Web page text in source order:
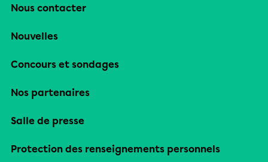
Nous contacter
Nouvelles
Concours et sondages
Nos partenaires
Salle de presse
Protection des renseignements personnels